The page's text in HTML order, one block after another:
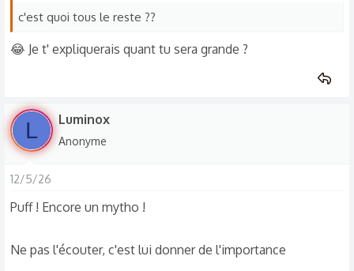
c'est quoi tous le reste ??
😂 Je t' expliquerais quant tu sera grande ?
L Luminox
Anonyme
12/5/26
Puff ! Encore un mytho !
Ne pas l'écouter, c'est lui donner de l'importance